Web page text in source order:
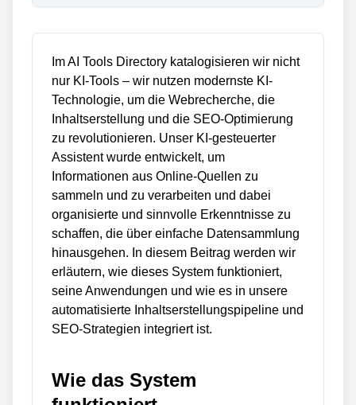
Im AI Tools Directory katalogisieren wir nicht
nur KI-Tools – wir nutzen modernste KI-
Technologie, um die Webrecherche, die
Inhaltserstellung und die SEO-Optimierung
zu revolutionieren. Unser KI-gesteuerter
Assistent wurde entwickelt, um
Informationen aus Online-Quellen zu
sammeln und zu verarbeiten und dabei
organisierte und sinnvolle Erkenntnisse zu
schaffen, die über einfache Datensammlung
hinausgehen. In diesem Beitrag werden wir
erläutern, wie dieses System funktioniert,
seine Anwendungen und wie es in unsere
automatisierte Inhaltserstellungspipeline und
SEO-Strategien integriert ist.
Wie das System